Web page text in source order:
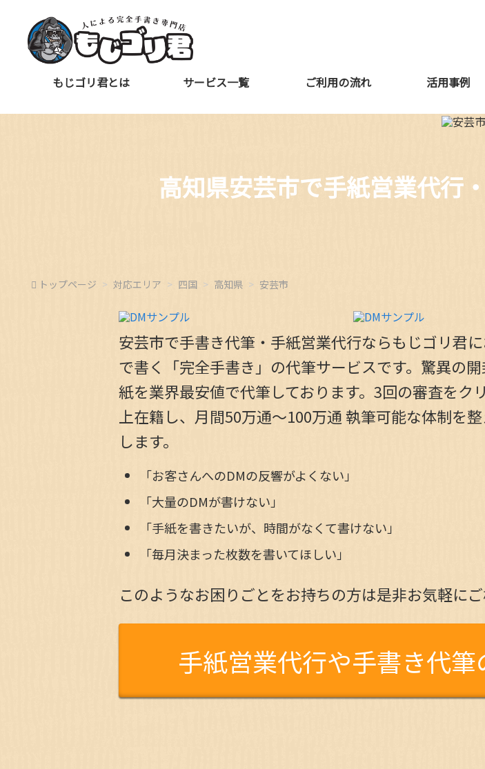
もじゴリ君とは サービス一覧 ご利用の流れ 活用事例
高知県安芸市で手紙営業代行
トップページ 対応エリア 四国 高知県 安芸市
安芸市で手書き代筆・手紙営業代行ならもじゴリ君
で書く「完全手書き」の代筆サービスです。驚異の
紙を業界最安値で代筆しております。3回の審査をク
上在籍し、月間50万通～100万通 執筆可能な体制を
します。
「お客さんへのDMの反響がよくない」
「大量のDMが書けない」
「手紙を書きたいが、時間がなくて書けない」
「毎月決まった枚数を書いてほしい」
このようなお困りごとをお持ちの方は是非お気軽にご
手紙営業代行や手書き代筆